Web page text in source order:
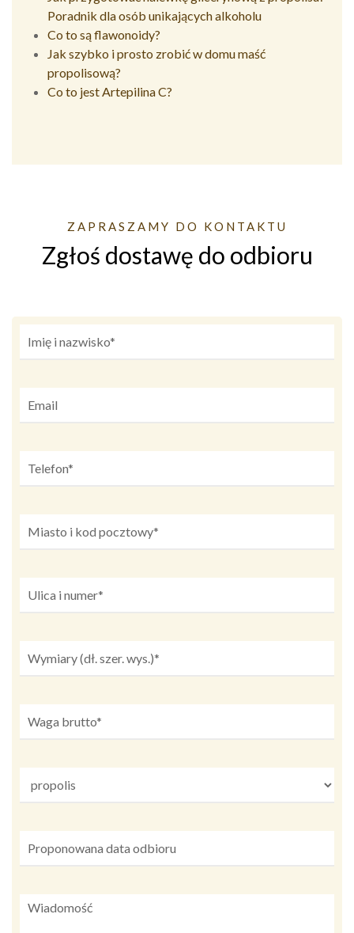
Poradnik dla osób unikających alkoholu
Co to są flawonoidy?
Jak szybko i prosto zrobić w domu maść
propolisową?
Co to jest Artepilina C?
ZAPRASZAMY DO KONTAKTU
Zgłoś dostawę do odbioru